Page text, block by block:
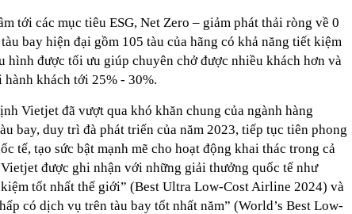
tới các mục tiêu ESG, Net Zero – giảm phát thải ròng về 0
bay hiện đại gồm 105 tàu của hãng có khả năng tiết kiệm
hình được tối ưu giúp chuyên chở được nhiều khách hơn và
khách tới 25% - 30%.
Vietjet đã vượt qua khó khăn chung của ngành hàng
bay, duy trì đà phát triển của năm 2023, tiếp tục tiên phong
tế, tạo sức bật mạnh mẽ cho hoạt động khai thác trong cả
được ghi nhận với những giải thưởng quốc tế như
tốt nhất thế giới” (Best Ultra Low-Cost Airline 2024) và
có dịch vụ trên tàu bay tốt nhất năm” (World’s Best Low-